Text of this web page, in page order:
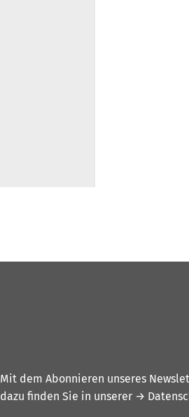
Mit dem Abonnieren unseres
dazu finden Sie in unserer →